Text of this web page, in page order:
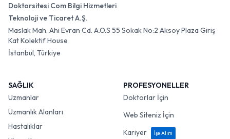
Doktorsitesi Com Bilgi Hizmetleri
Teknoloji ve Ticaret A.Ş.
Maslak Mah. Ahi Evran Cd. A.O.S 55 Sokak No:2 Aksoy Plaza Giriş
Kat Kolektif House
İstanbul, Türkiye
SAĞLIK
Uzmanlar
Uzmanlık Alanları
Hastalıklar
PROFESYONELLER
Doktorlar İçin
Web Siteniz İçin
Kariyer
İşe Alım